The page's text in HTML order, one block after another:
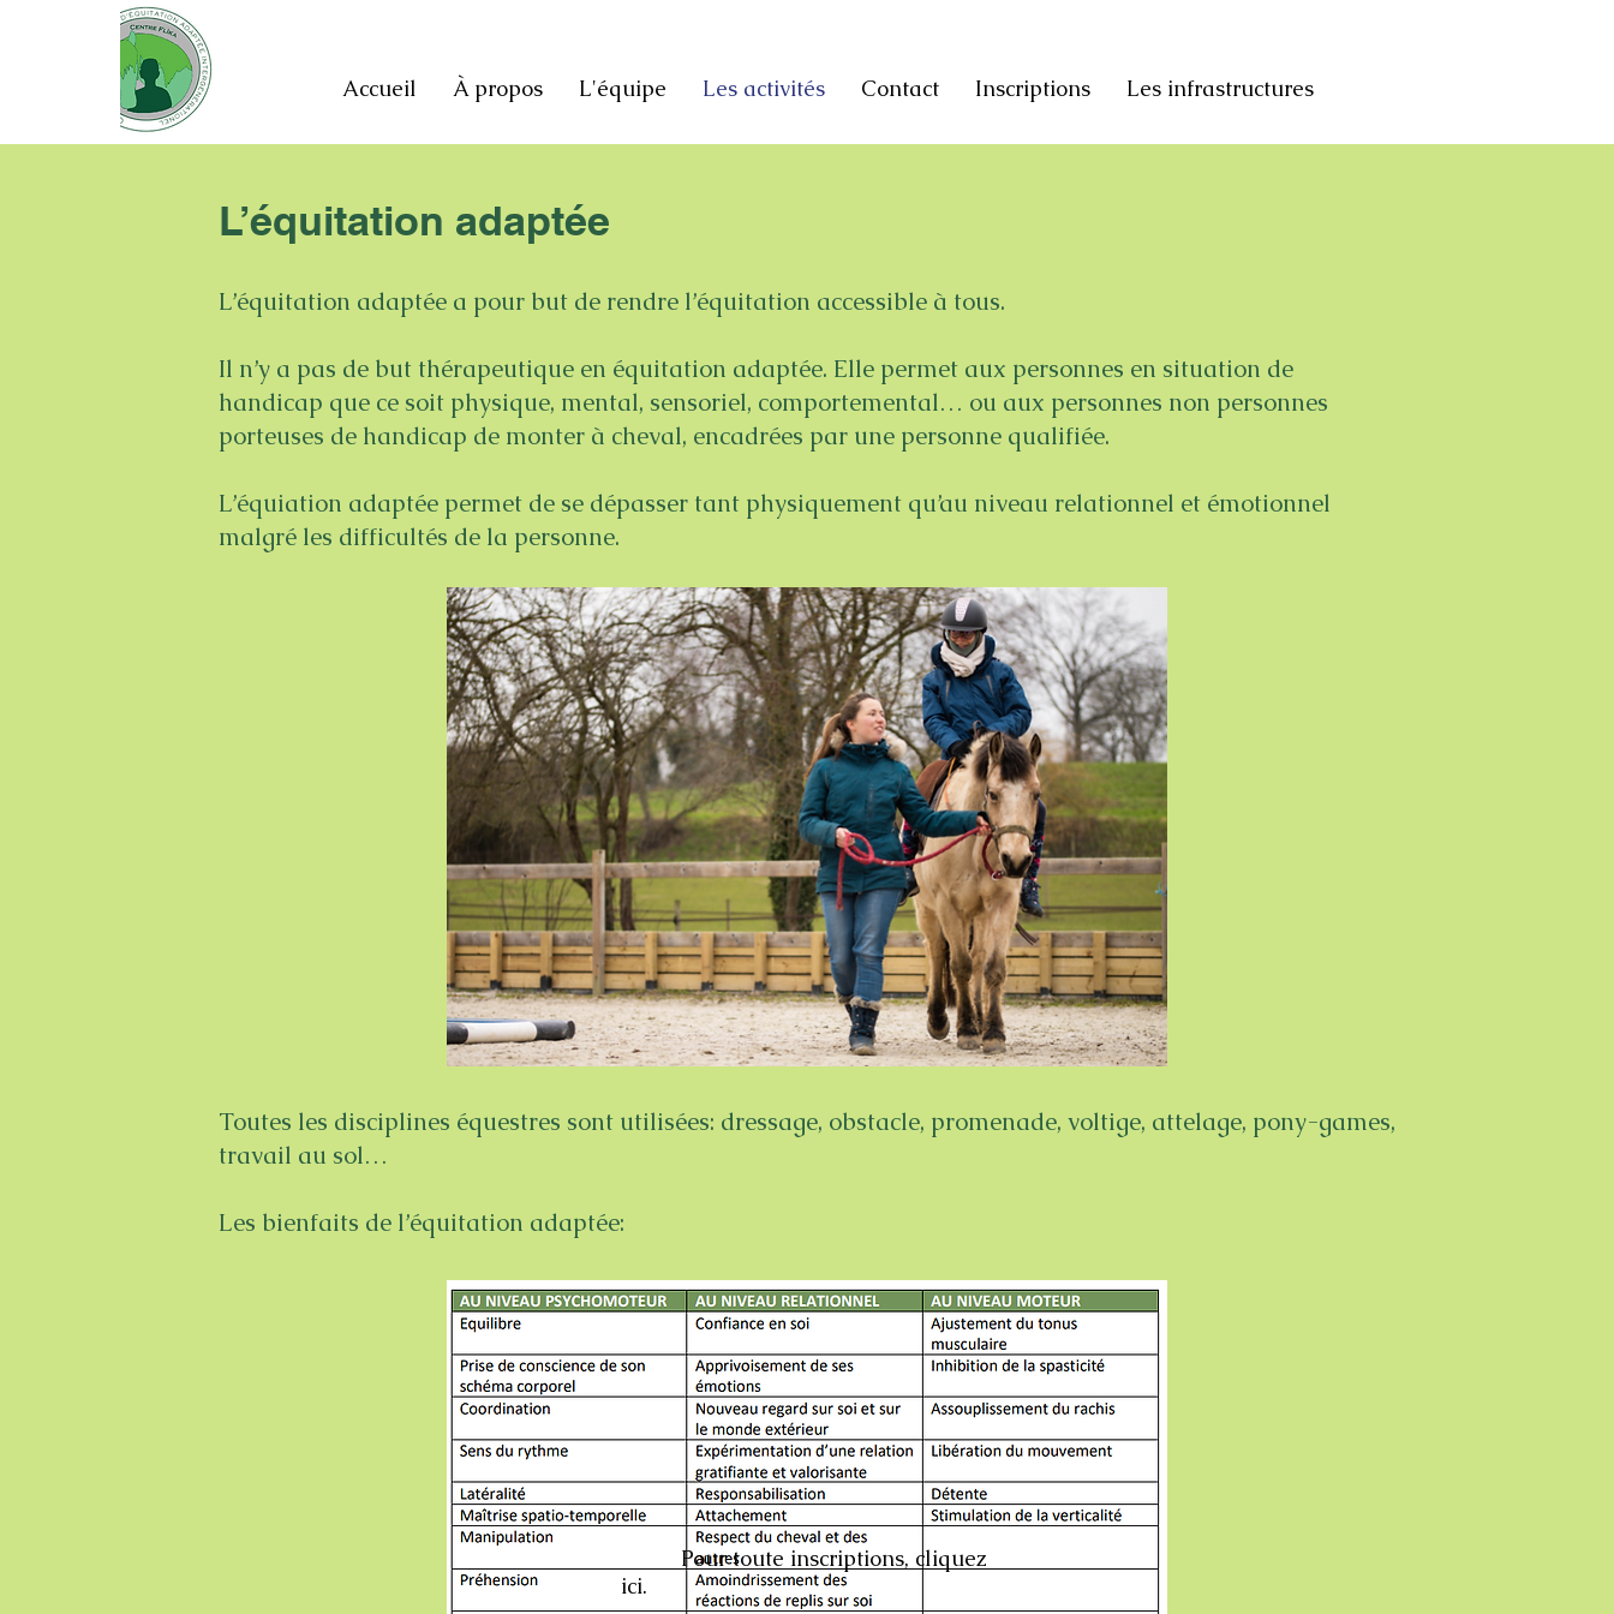
Accueil À propos L'équipe Les activités Contact Inscriptions Les infrastructures
L’équitation adaptée
L’équitation adaptée a pour but de rendre l’équitation accessible à tous.
Il n’y a pas de but thérapeutique en équitation adaptée. Elle permet aux personnes en situation de
handicap que ce soit physique, mental, sensoriel, comportemental… ou aux personnes non personnes
porteuses de handicap de monter à cheval, encadrées par une personne qualifiée.
L’équiation adaptée permet de se dépasser tant physiquement qu’au niveau relationnel et émotionnel
malgré les difficultés de la personne.
Toutes les disciplines équestres sont utilisées: dressage, obstacle, promenade, voltige, attelage, pony-games,
travail au sol…
Les bienfaits de l’équitation adaptée:
Pour toute inscriptions, cliquez
ici.